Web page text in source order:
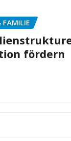
FAMILIE
fördern